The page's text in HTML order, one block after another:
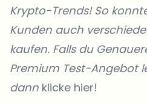
Krypto-Trends! So
Kunden auch
kaufen. Falls du
Premium Test-Angebot
dann klicke hier!